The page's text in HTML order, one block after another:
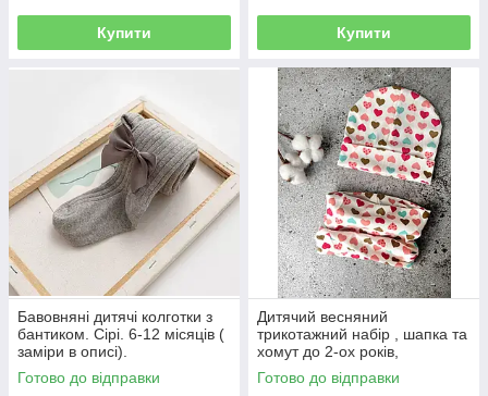
Купити Купити
Бавовняні дитячі колготки з
бантиком. Сірі. 6-12 місяців (
заміри в описі).
Готово до відправки
Дитячий весняний
трикотажний набір , шапка та
хомут до 2-ох років,
"Різнокольорові сердця" . (
Заміри в описі ).
Готово до відправки